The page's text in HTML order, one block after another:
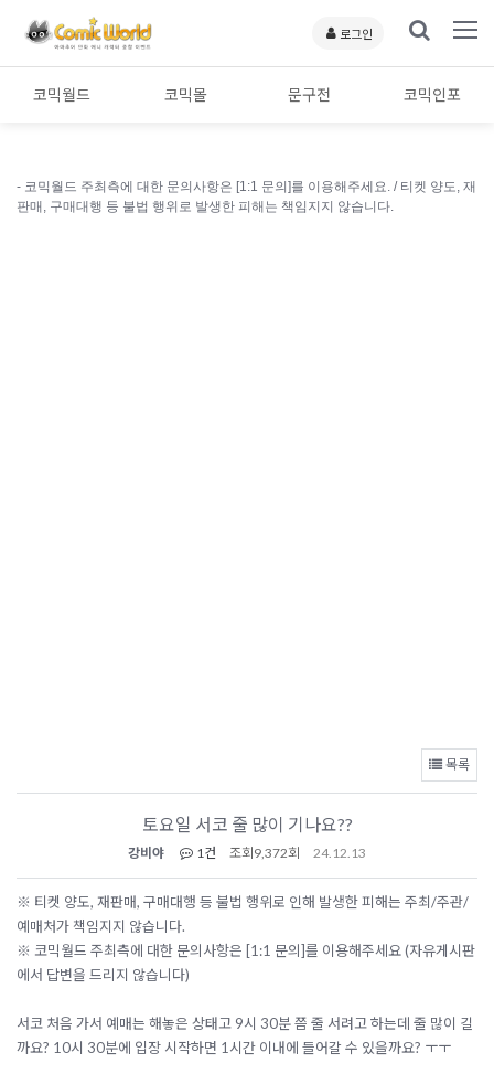
로그인
코믹월드 코믹몰 문구전 코믹인포
- 코믹월드 주최측에 대한 문의사항은 [1:1 문의]를 이용해주세요. / 티켓 양도, 재
판매, 구매대행 등 불법 행위로 발생한 피해는 책임지지 않습니다.
목록
토요일 서코 줄 많이 기나요??
강비야 1건 조회 9,372회 24.12.13
※ 티켓 양도, 재판매, 구매대행 등 불법 행위로 인해 발생한 피해는 주최/주관/
예매처가 책임지지 않습니다.
※ 코믹월드 주최측에 대한 문의사항은 [1:1 문의]를 이용해주세요 (자유게시판
에서 답변을 드리지 않습니다)
서코 처음 가서 예매는 해놓은 상태고 9시 30분 쯤 줄 서려고 하는데 줄 많이 길
까요? 10시 30분에 입장 시작하면 1시간 이내에 들어갈 수 있을까요? ㅜㅜ